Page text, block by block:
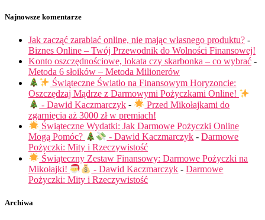
Najnowsze komentarze
Jak zacząć zarabiać online, nie mając własnego produktu? -
Biznes Online – Twój Przewodnik do Wolności Finansowej!
Konto oszczędnościowe, lokata czy skarbonka – co wybrać -
Metoda 6 słoików – Metoda Milionerów
Świąteczne Światło na Finansowym Horyzoncie:
Oszczędzaj Mądrze z Darmowymi Pożyczkami Online!
- Dawid Kaczmarczyk -
Przed Mikołajkami do
zgarnięcia aż 3000 zł w premiach!
Świąteczne Wydatki: Jak Darmowe Pożyczki Online
Mogą Pomóc?
- Dawid Kaczmarczyk -Darmowe
Pożyczki: Mity i Rzeczywistość
Świąteczny Zestaw Finansowy: Darmowe Pożyczki na
Mikołajki!
- Dawid Kaczmarczyk -Darmowe
Pożyczki: Mity i Rzeczywistość
Archiwa